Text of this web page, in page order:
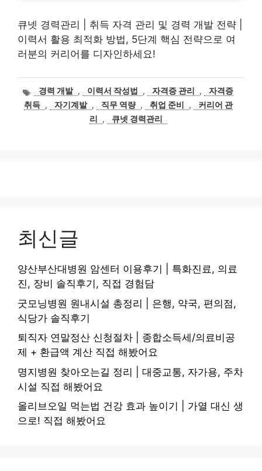
큐넷 경력관리 | 취득 자격 관리 및 경력 개발 전략 |
이력서 활용 최적화 방법, 5단계 핵심 전략으로 여
러분의 커리어를 디자인하세요!
태
그
경력 개발 , 이력서 작성법 , 자격증 관리 ,
자격증
취득 , 자기계발 , 직무 역량 , 취업 준비 ,
커리어 관
리
, 큐넷 경력관리
최신글
양산부산대병원 암센터 이용후기 | 특화진료, 의료
진, 장비 솔직후기, 직접 경험담
굿모닝병원 원내시설 총정리 | 은행, 약국, 편의점,
식당가 솔직후기
퇴직자 연말정산 신청절차 | 종합소득세/의료비공
제 + 환급액 계산 직접 해봤어요
명지병원 찾아오는길 정리 | 대중교통, 자가용, 주차
시설 직접 해봤어요
올리브오일 먹는법 건강 효과 높이기 | 가열 대신 생
으로! 직접 해봤어요